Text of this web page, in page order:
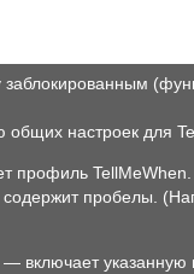
настроек для
TellMeWhen.
содержит пробелы.
включает